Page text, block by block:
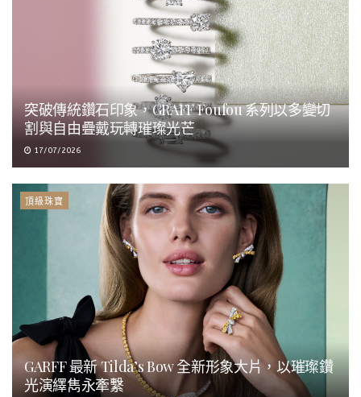
突破傳統鑽石印象，GRAFF Foufou 系列以多變切
割與自由疊戴玩轉璀璨光芒
17/07/2026
頂級珠寶
GARFF 最新 Tilda’s Bow 全新形象大片，以璀璨鑽
光演繹雋永牽繫